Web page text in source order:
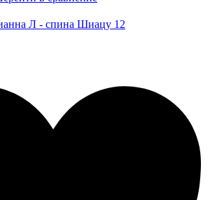
Л - спина Шиацу 12